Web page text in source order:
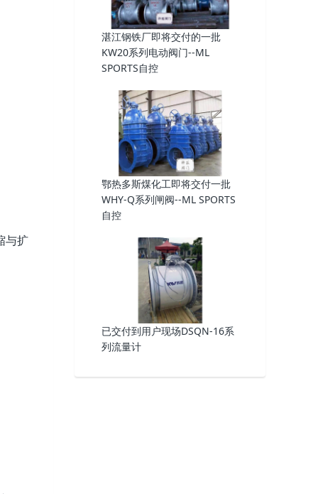
与扩
湛江钢铁厂即将交付的一批
KW20系列电动阀门--ML
SPORTS自控
鄂热多斯煤化工即将交付一批
WHY-Q系列闸阀--ML SPORTS
自控
已交付到用户现场DSQN-16系
列流量计